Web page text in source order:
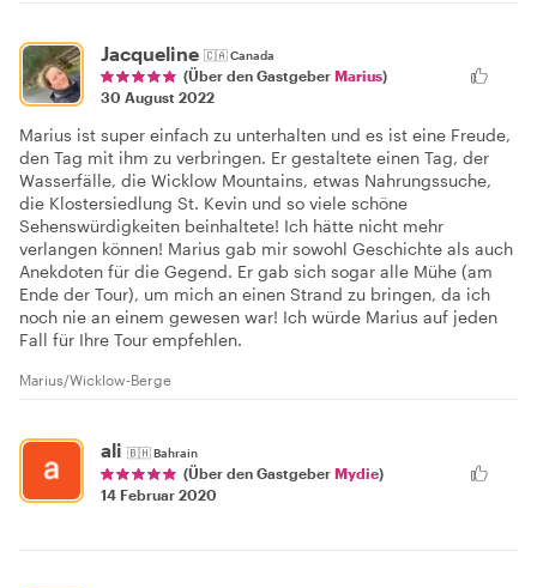
Jacqueline 🇨🇦Canada
(Über den Gastgeber Marius)
30 August 2022
Marius ist super einfach zu unterhalten und es ist eine Freude,
den Tag mit ihm zu verbringen. Er gestaltete einen Tag, der
Wasserfälle, die Wicklow Mountains, etwas Nahrungssuche,
die Klostersiedlung St. Kevin und so viele schöne
Sehenswürdigkeiten beinhaltete! Ich hätte nicht mehr
verlangen können! Marius gab mir sowohl Geschichte als auch
Anekdoten für die Gegend. Er gab sich sogar alle Mühe (am
Ende der Tour), um mich an einen Strand zu bringen, da ich
noch nie an einem gewesen war! Ich würde Marius auf jeden
Fall für Ihre Tour empfehlen.
Marius/Wicklow-Berge
ali 🇧🇭Bahrain
(Über den Gastgeber Mydie)
14 Februar 2020